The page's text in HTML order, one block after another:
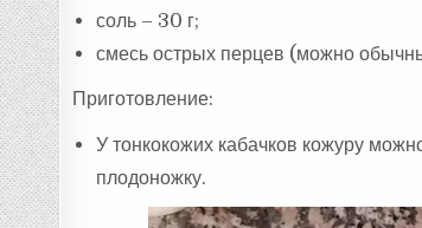
соль – 30 г;
смесь острых перцев (можно
Приготовление:
У тонкокожих кабачков кожуру
плодоножку.